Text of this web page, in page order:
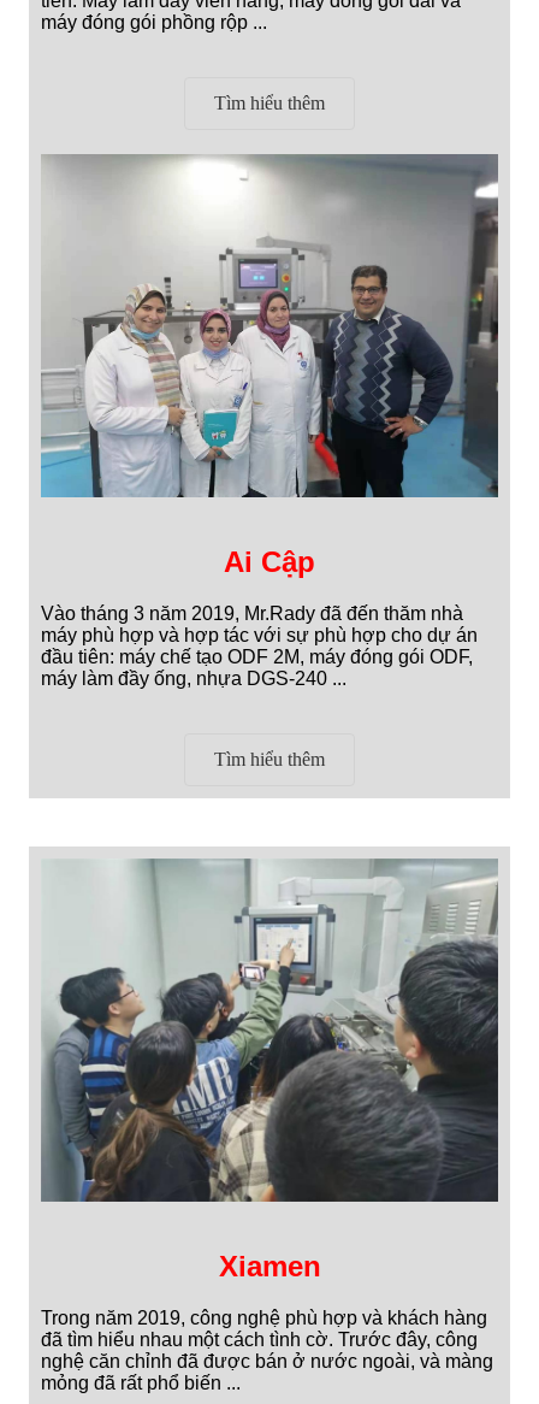
máy đóng gói phồng rộp ...
Tìm hiểu thêm
Ai Cập
Vào tháng 3 năm 2019, Mr.Rady đã đến thăm nhà
máy phù hợp và hợp tác với sự phù hợp cho dự án
đầu tiên: máy chế tạo ODF 2M, máy đóng gói ODF,
máy làm đầy ống, nhựa DGS-240 ...
Tìm hiểu thêm
Xiamen
Trong năm 2019, công nghệ phù hợp và khách hàng
đã tìm hiểu nhau một cách tình cờ. Trước đây, công
nghệ căn chỉnh đã được bán ở nước ngoài, và màng
mỏng đã rất phổ biến ...